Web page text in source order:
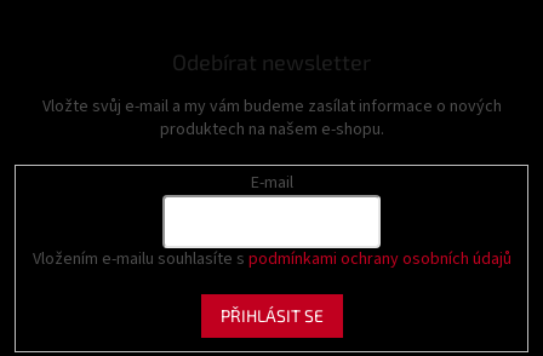
Odebírat newsletter
Vložte svůj e-mail a my vám budeme zasílat informace o nových
produktech na našem e-shopu.
E-mail
Vložením e-mailu souhlasíte s podmínkami ochrany osobních údajů
PŘIHLÁSIT SE